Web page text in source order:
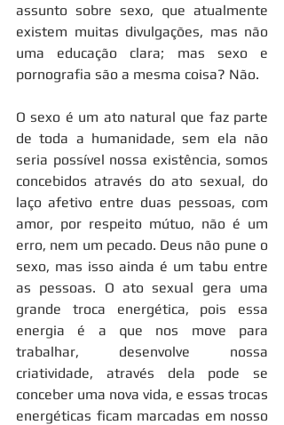
assunto sobre sexo, que atualmente
existem muitas divulgações, mas não
uma educação clara; mas sexo e
pornografia são a mesma coisa? Não.
O sexo é um ato natural que faz parte
de toda a humanidade, sem ela não
seria possível nossa existência, somos
concebidos através do ato sexual, do
laço afetivo entre duas pessoas, com
amor, por respeito mútuo, não é um
erro, nem um pecado. Deus não pune o
sexo, mas isso ainda é um tabu entre
as pessoas. O ato sexual gera uma
grande troca energética, pois essa
energia é a que nos move para
trabalhar, desenvolve nossa
criatividade, através dela pode se
conceber uma nova vida, e essas trocas
energéticas ficam marcadas em nosso